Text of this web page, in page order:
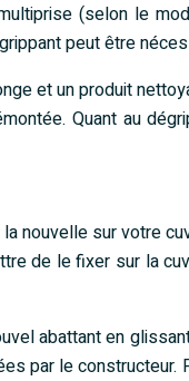
(selon le
peut être
et un produit
Quant au
nouvelle sur votre
de le fixer sur la
abattant en
par le constructeur.